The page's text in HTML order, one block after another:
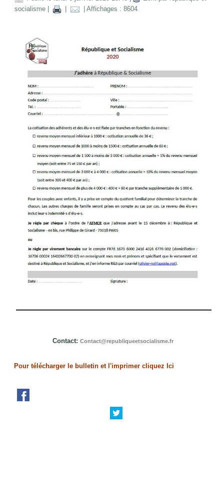
socialisme
| Affichages : 8604
Contact: Contact@republiqueetsocialisme.fr
Pour télécharger le bulletin et l'imprimer cliquez Ici